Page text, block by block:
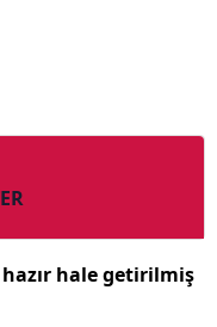
hale getirilmiş